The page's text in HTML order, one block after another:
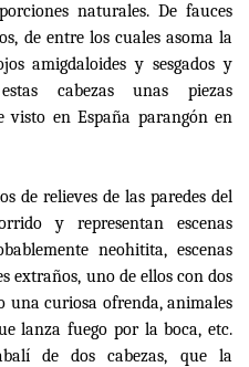
naturales. De fauces
de entre los cuales asoma la
amigdaloides y sesgados y
cabezas unas piezas
visto en España parangón en
de relieves de las paredes del
y representan escenas
neohitita, escenas
extraños, uno de ellos con dos
una curiosa ofrenda, animales
lanza fuego por la boca, etc.
de dos cabezas, que la